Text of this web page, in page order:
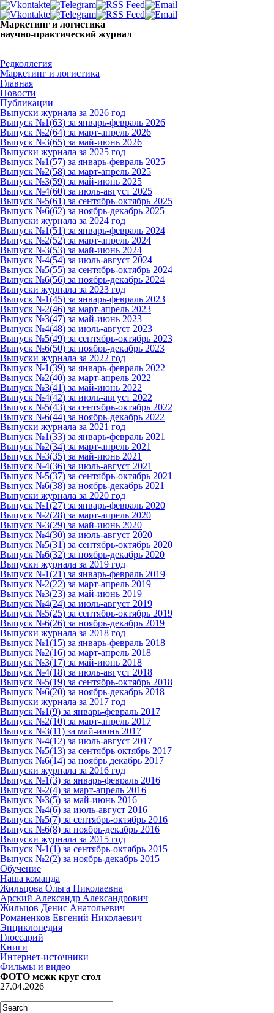
Маркетинг и логистика
научно-практический журнал
Редколлегия
Маркетинг и логистика
Главная
Новости
Публикации
Выпуски журнала за 2026 год
Выпуск №1(63) за январь-февраль 2026
Выпуск №2(64) за март-апрель 2026
Выпуск №3(65) за май-июнь 2026
Выпуски журнала за 2025 год
Выпуск №1(57) за январь-февраль 2025
Выпуск №2(58) за март-апрель 2025
Выпуск №3(59) за май-июнь 2025
Выпуск №4(60) за июль-август 2025
Выпуск №5(61) за сентябрь-октябрь 2025
Выпуск №6(62) за ноябрь-декабрь 2025
Выпуски журнала за 2024 год
Выпуск №1(51) за январь-февраль 2024
Выпуск №2(52) за март-апрель 2024
Выпуск №3(53) за май-июнь 2024
Выпуск №4(54) за июль-август 2024
Выпуск №5(55) за сентябрь-октябрь 2024
Выпуск №6(56) за ноябрь-декабрь 2024
Выпуски журнала за 2023 год
Выпуск №1(45) за январь-февраль 2023
Выпуск №2(46) за март-апрель 2023
Выпуск №3(47) за май-июнь 2023
Выпуск №4(48) за июль-август 2023
Выпуск №5(49) за сентябрь-октябрь 2023
Выпуск №6(50) за ноябрь-декабрь 2023
Выпуски журнала за 2022 год
Выпуск №1(39) за январь-февраль 2022
Выпуск №2(40) за март-апрель 2022
Выпуск №3(41) за май-июнь 2022
Выпуск №4(42) за июль-август 2022
Выпуск №5(43) за сентябрь-октябрь 2022
Выпуск №6(44) за ноябрь-декабрь 2022
Выпуски журнала за 2021 год
Выпуск №1(33) за январь-февраль 2021
Выпуск №2(34) за март-апрель 2021
Выпуск №3(35) за май-июнь 2021
Выпуск №4(36) за июль-август 2021
Выпуск №5(37) за сентябрь-октябрь 2021
Выпуск №6(38) за ноябрь-декабрь 2021
Выпуски журнала за 2020 год
Выпуск №1(27) за январь-февраль 2020
Выпуск №2(28) за март-апрель 2020
Выпуск №3(29) за май-июнь 2020
Выпуск №4(30) за июль-август 2020
Выпуск №5(31) за сентябрь-октябрь 2020
Выпуск №6(32) за ноябрь-декабрь 2020
Выпуски журнала за 2019 год
Выпуск №1(21) за январь-февраль 2019
Выпуск №2(22) за март-апрель 2019
Выпуск №3(23) за май-июнь 2019
Выпуск №4(24) за июль-август 2019
Выпуск №5(25) за сентябрь-октябрь 2019
Выпуск №6(26) за ноябрь-декабрь 2019
Выпуски журнала за 2018 год
Выпуск №1(15) за январь-февраль 2018
Выпуск №2(16) за март-апрель 2018
Выпуск №3(17) за май-июнь 2018
Выпуск №4(18) за июль-август 2018
Выпуск №5(19) за сентябрь-октябрь 2018
Выпуск №6(20) за ноябрь-декабрь 2018
Выпуски журнала за 2017 год
Выпуск №1(9) за январь-февраль 2017
Выпуск №2(10) за март-апрель 2017
Выпуск №3(11) за май-июнь 2017
Выпуск №4(12) за июль-август 2017
Выпуск №5(13) за сентябрь октябрь 2017
Выпуск №6(14) за ноябрь декабрь 2017
Выпуски журнала за 2016 год
Выпуск №1(3) за январь-февраль 2016
Выпуск №2(4) за март-апрель 2016
Выпуск №3(5) за май-июнь 2016
Выпуск №4(6) за июль-август 2016
Выпуск №5(7) за сентябрь-октябрь 2016
Выпуск №6(8) за ноябрь-декабрь 2016
Выпуски журнала за 2015 год
Выпуск №1(1) за сентябрь-октябрь 2015
Выпуск №2(2) за ноябрь-декабрь 2015
Обучение
Наша команда
Жильцова Ольга Николаевна
Арский Александр Александрович
Жильцов Денис Анатольевич
Романенков Евгений Николаевич
Энциклопедия
Глоссарий
Книги
Интернет-источники
Фильмы и видео
ФОТО межк круг стол
27.04.2026